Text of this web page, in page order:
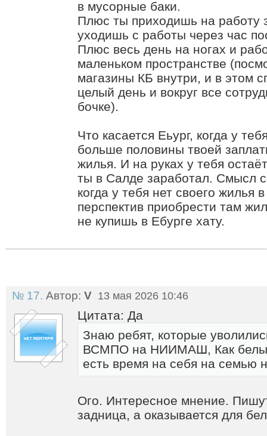
в мусорные баки.
Плюс ты приходишь на работу
уходишь с работы через час
Плюс весь день на ногах и
маленьком пространстве
магазины КБ внутри, и в этом
целый день и вокруг все
бочке).
Что касается Еьург, когда у
больше половины твоей
жилья. И на руках у тебя
ты в Салде заработал. Смысл
когда у тебя нет своего жилья
перспектив приобрести там
не купишь в Ебурге хату.
№ 17. Автор: V 13 мая 2026 10:46
Цитата: Да
Знаю ребят, которые
ВСМПО на НИИМАШ, Как
есть время на себя на семью
Ого. Интересное мнение.
задница, а оказывается для